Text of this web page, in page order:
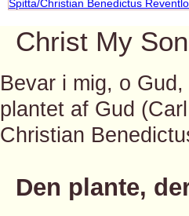
Christ My
Bevar i mig, o
plantet af Gud
Christian
Den plante,